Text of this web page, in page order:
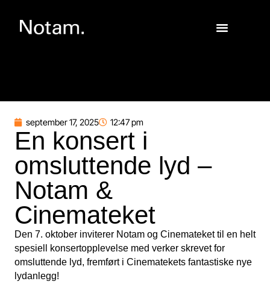
september 17, 2025 12:47 pm
En konsert i
omsluttende lyd –
Notam &
Cinemateket
Den 7. oktober inviterer Notam og Cinemateket til en helt
spesiell konsertopplevelse med verker skrevet for
omsluttende lyd, fremført i Cinematekets fantastiske nye
lydanlegg!